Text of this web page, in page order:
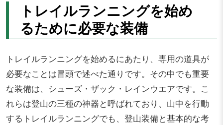
トレイルランニングを始め
るために必要な装備
トレイルランニングを始めるにあたり、専用の道具が
必要なことは冒頭で述べた通りです。その中でも重要
な装備は、シューズ・ザック・レインウエアです。こ
れらは登山の三種の神器と呼ばれており、山中を行動
するトレイルランニングでも、登山装備と基本的な考